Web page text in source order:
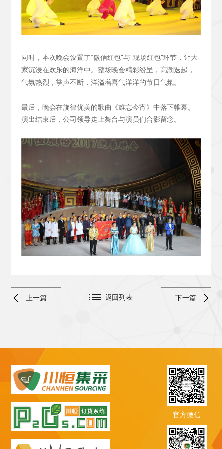
同时，本次晚会设置了“微信红包”与“现场红包”环节，让大
家沉浸在欢乐的海洋中。整场晚会精彩纷呈，高潮迭起，
气氛热烈，掌声不断，洋溢着喜气洋洋的节日气氛。
最后，晚会在旋律优美的歌曲《难忘今宵》中落下帷幕。
演出结束后，公司领导走上舞台与演员们合影留念。
上一篇 下一篇
返回列表
官方微信